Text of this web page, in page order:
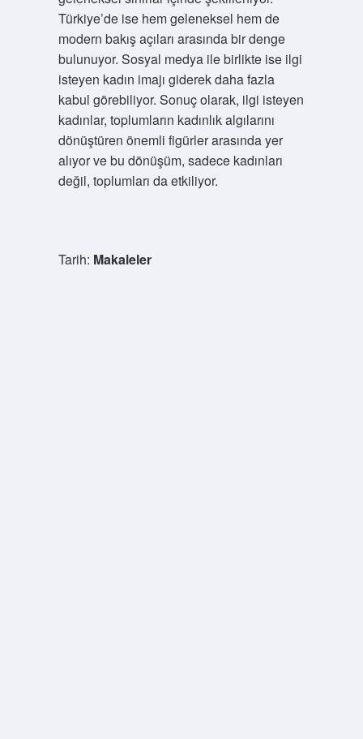
Türkiye’de ise hem geleneksel hem de
modern bakış açıları arasında bir denge
bulunuyor. Sosyal medya ile birlikte ise ilgi
isteyen kadın imajı giderek daha fazla
kabul görebiliyor. Sonuç olarak, ilgi isteyen
kadınlar, toplumların kadınlık algılarını
dönüştüren önemli figürler arasında yer
alıyor ve bu dönüşüm, sadece kadınları
değil, toplumları da etkiliyor.
Tarih: Makaleler